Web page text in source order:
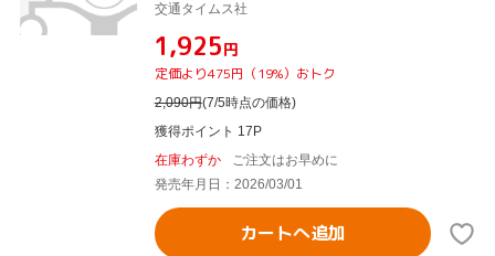
交通タイムス社
¥1,925円
定価より475円（19%）おトク
2,090円(7/5時点の価格)
獲得ポイント 17P
在庫わずか
ご注文はお早めに
発売年月日：2026/03/01
カートへ追加